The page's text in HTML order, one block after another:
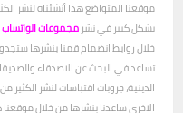
موقعنا المتواضع هذا أنشئناه لنشر
بشكل كبير في نشر مجموعات الواتساب
خلال روابط انضمام قمنا بنشرها
تساعد في البحث عن الاصدقاء
الدينية، جروبات اقتباسات لنشر الكثير
الاخرى ساعدنا بنشرها من خلال موقعنا